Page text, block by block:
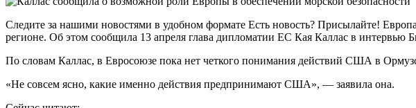
Следите за нашими новостями в удобном формате Есть новость? Присылайте!
регионе. Об этом сообщила 13 апреля глава дипломатии ЕС Кая Каллас в интервью
По словам Каллас, в Евросоюзе пока нет четкого понимания действий США в
«Не совсем ясно, какие именно действия предпринимают США», — заявила она.